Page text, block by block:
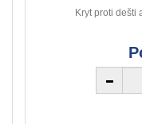
Kryt proti dešti